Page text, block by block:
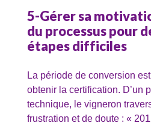
5-Gérer sa
du processus pour
étapes difficiles
La période de conversion
obtenir la certification. D’un
technique, le vigneron
frustration et de doute : «